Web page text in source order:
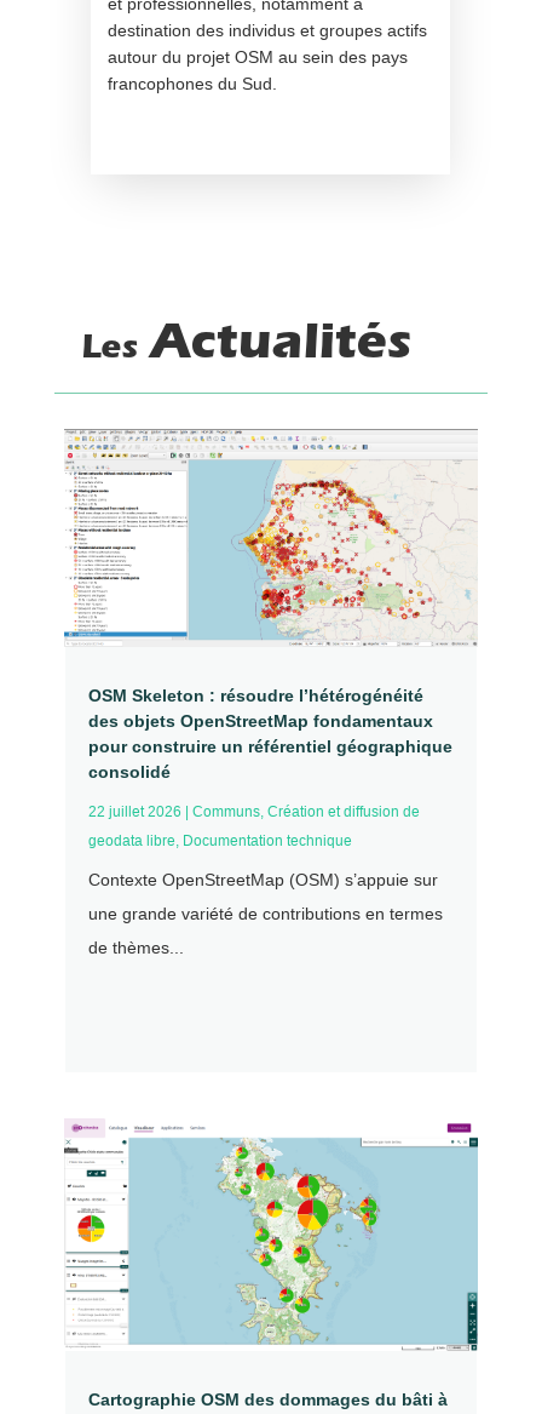
et professionnelles, notamment à
destination des individus et groupes actifs
autour du projet OSM au sein des pays
francophones du Sud.
LesActualités
OSM Skeleton : résoudre l’hétérogénéité
des objets OpenStreetMap fondamentaux
pour construire un référentiel géographique
consolidé
22 juillet 2026 Communs, Création et diffusion de
geodata libre, Documentation technique
Contexte OpenStreetMap (OSM) s’appuie sur
une grande variété de contributions en termes
de thèmes...
Cartographie OSM des dommages du bâti à